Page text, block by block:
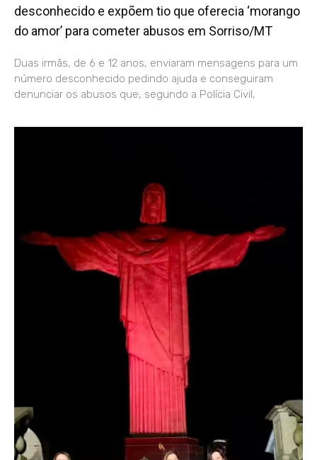
desconhecido e expõem tio que oferecia ‘morango
do amor’ para cometer abusos em Sorriso/MT
Duas irmãs, de 6 e 12 anos, enviaram mensagens para um
número desconhecido pedindo ajuda e conseguiram
denunciar os abusos que, segundo a Polícia Civil,